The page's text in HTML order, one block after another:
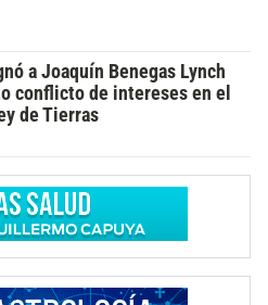
a Joaquín Benegas Lynch
conflicto de intereses en el
de Tierras